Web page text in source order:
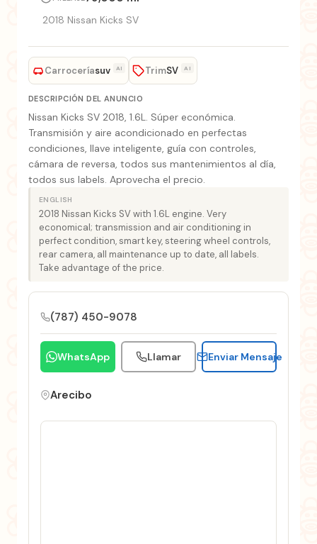
2018 Nissan Kicks SV
Carroceríasuv AI TrimSV AI
DESCRIPCIÓN DEL ANUNCIO
Nissan Kicks SV 2018, 1.6L. Súper económica.
Transmisión y aire acondicionado en perfectas
condiciones, llave inteligente, guía con controles,
cámara de reversa, todos sus mantenimientos al día,
todos sus labels. Aprovecha el precio.
ENGLISH
2018 Nissan Kicks SV with 1.6L engine. Very
economical; transmission and air conditioning in
perfect condition, smart key, steering wheel controls,
rear camera, all maintenance up to date, all labels.
Take advantage of the price.
(787) 450-9078
WhatsApp Llamar Enviar Mensaje
Arecibo